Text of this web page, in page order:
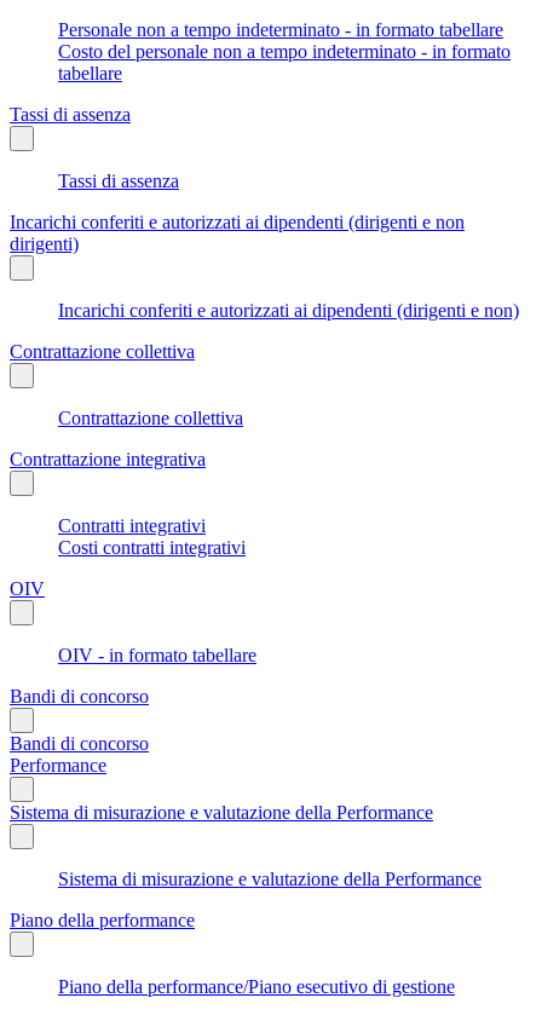
Personale non a tempo indeterminato - in formato tabellare
Costo del personale non a tempo indeterminato - in formato
tabellare
Tassi di assenza
Tassi di assenza
Incarichi conferiti e autorizzati ai dipendenti (dirigenti e non
dirigenti)
Incarichi conferiti e autorizzati ai dipendenti (dirigenti e non)
Contrattazione collettiva
Contrattazione collettiva
Contrattazione integrativa
Contratti integrativi
Costi contratti integrativi
OIV
OIV - in formato tabellare
Bandi di concorso
Bandi di concorso
Performance
Sistema di misurazione e valutazione della Performance
Sistema di misurazione e valutazione della Performance
Piano della performance
Piano della performance/Piano esecutivo di gestione